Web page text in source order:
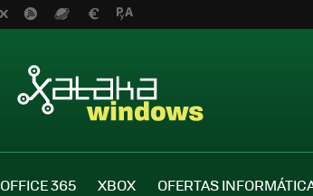
OFFICE 365 XBOX OFERTAS